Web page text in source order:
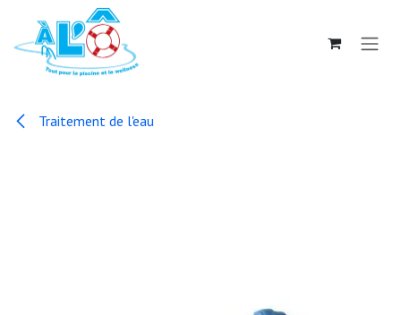
Se rendre au contenu
Traitement de l'eau